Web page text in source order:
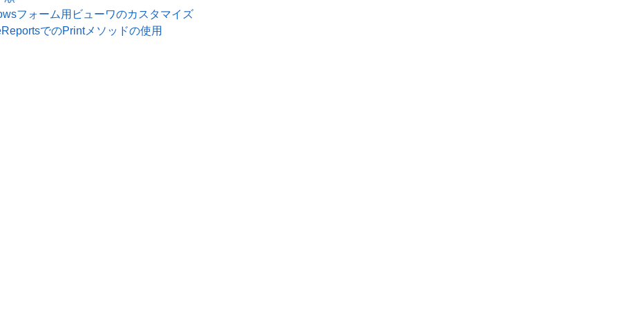
フォーム用ビューワのカスタマイズ
でのPrintメソッドの使用